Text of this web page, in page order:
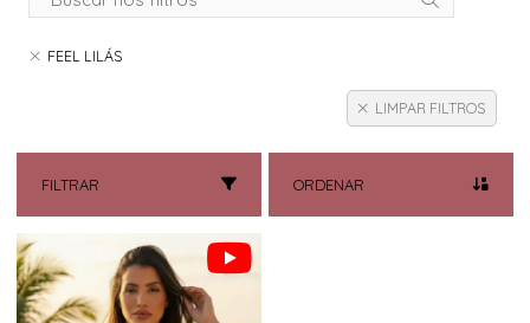
FEEL LILÁS
LIMPAR FILTROS
FILTRAR ORDENAR